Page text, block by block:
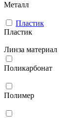
Металл
Пластик
Пластик
Линза материал
Поликарбонат
Полимер